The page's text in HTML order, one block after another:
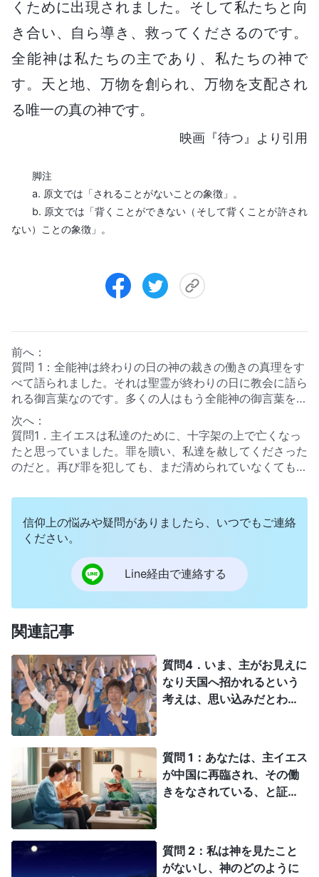
くために出現されました。そして私たちと向
き合い、自ら導き、救ってくださるのです。
全能神は私たちの主であり、私たちの神で
す。天と地、万物を創られ、万物を支配され
る唯一の真の神です。
映画『待つ』より引用
脚注
a. 原文では「されることがないことの象徴」。
b. 原文では「背くことができない（そして背くことが許され
ない）ことの象徴」。
前へ：
質問 1：全能神は終わりの日の神の裁きの働きの真理をす
べて語られました。それは聖霊が終わりの日に教会に語ら
れる御言葉なのです。多くの人はもう全能神の御言葉を読
み、御声を聞いたのです。彼らは皆神の御前に連れて行か
れ、小羊の婚宴に参列しています。なんという素晴らしい
祝福でしょう！ですが、多くの兄弟姉妹はまだ御声を聞き
分けられないのです。ですから、今日全能神教会からシャ
ンさんを招待したのです。神の御声の聞き分け方を明かし
次へ：
質問1．主イエスは私達のために、十字架の上で亡くなっ
たと思っていました。罪を贖い、私達を赦してくださった
のだと。再び罪を犯しても、まだ清められていなくても、
だと。主のために犠牲を払って奉仕し、辛酸を舐め代価を
払えば、天国に招かれると思っていました。しかし、その
信念に疑いを持つ者もいます。私たちは主に奉仕しても、
まだ罪と告白を繰り返し、汚れているから、聖なる主にお
会いできないではないかと。お聞きしたいのは、主のため
に犠牲を払ってきても、本当に天国に招かれるのでしょう
か？本当にわからないのです。良かったら教えていただけ
ますか。
信仰上の悩みや疑問がありましたら、いつでもご連絡
ください。
Line経由で連絡する
関連記事
質問4．いま、主がお見えに
なり天国へ招かれるという
考えは、思い込みだとわか
どう待てば引き上げられる
か、もう少し詳しく教えて
ください。
質問 1：あなたは、主イエス
が中国に再臨され、その働
きをなされている、と証し
していますので、私は本当
だと思います。「いなずま
質問 2：私は神を見たこと
がないし、神のどのように